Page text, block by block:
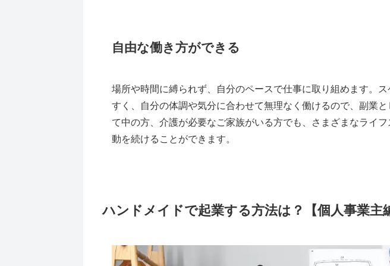
自由な働き方ができる
場所や時間に縛られず、自分のペースで仕事に取り組めます。
すく、自分の体調や気分に合わせて無理なく働けるので、副業
て中の方、介護が必要なご家族がいる方でも、さまざまなライ
動を続けることができます。
ハンドメイドで起業する方法は？【個人事業主